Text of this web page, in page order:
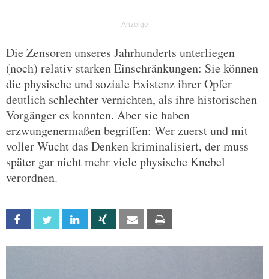
Die Zensoren unseres Jahrhunderts unterliegen
(noch) relativ starken Einschränkungen: Sie können
die physische und soziale Existenz ihrer Opfer
deutlich schlechter vernichten, als ihre historischen
Vorgänger es konnten. Aber sie haben
erzwungenermaßen begriffen: Wer zuerst und mit
voller Wucht das Denken kriminalisiert, der muss
später gar nicht mehr viele physische Knebel
verordnen.
Facebook Twitter Linkedin Xing Email